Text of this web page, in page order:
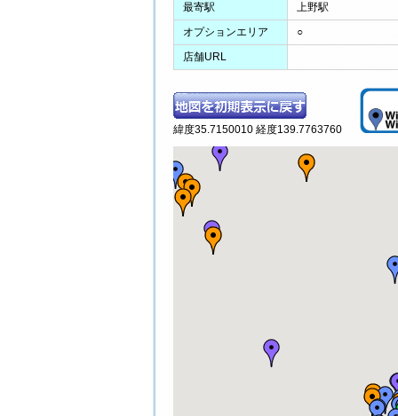
最寄駅
上野駅
オプションエリア
○
店舗URL
緯度35.7150010 経度139.7763760